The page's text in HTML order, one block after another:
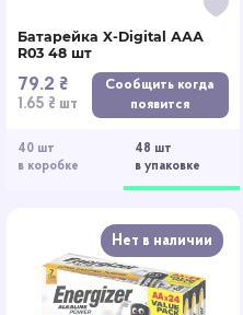
40 шт
в коробке
48 шт
в упаковке
Батарейка X-Digital ААА
R03 48 шт
79.2 ₴
1.65 ₴ шт
Сообщить когда
появится
Нет в наличии